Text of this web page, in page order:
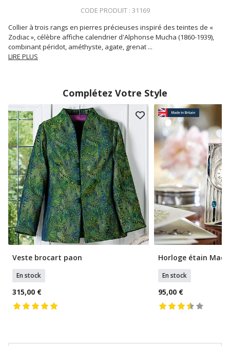
CODE PRODUIT : 31169
Collier à trois rangs en pierres précieuses inspiré des teintes de «
Zodiac », célèbre affiche calendrier d'Alphonse Mucha (1860-1939),
combinant péridot, améthyste, agate, grenat ...
LIRE PLUS
Complétez Votre Style
Veste brocart paon
En stock
315,00 €
Horloge étain
En stock
95,00 €